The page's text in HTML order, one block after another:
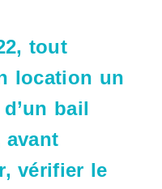
tout
location un
bail
avant
, vérifier le